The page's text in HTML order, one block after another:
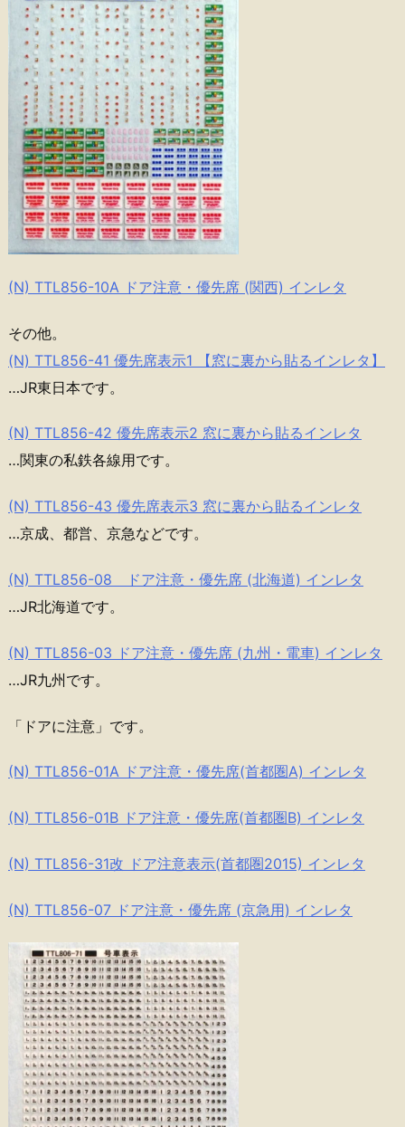
(N) TTL856-10A ドア注意・優先席 (関西) インレタ
その他。
(N) TTL856-41 優先席表示1 【窓に裏から貼るインレタ】
…JR東日本です。
(N) TTL856-42 優先席表示2 窓に裏から貼るインレタ
…関東の私鉄各線用です。
(N) TTL856-43 優先席表示3 窓に裏から貼るインレタ
…京成、都営、京急などです。
(N) TTL856-08 ドア注意・優先席 (北海道) インレタ
…JR北海道です。
(N) TTL856-03 ドア注意・優先席 (九州・電車) インレタ
…JR九州です。
「ドアに注意」です。
(N) TTL856-01A ドア注意・優先席(首都圏A) インレタ
(N) TTL856-01B ドア注意・優先席(首都圏B) インレタ
(N) TTL856-31改 ドア注意表示(首都圏2015) インレタ
(N) TTL856-07 ドア注意・優先席 (京急用) インレタ